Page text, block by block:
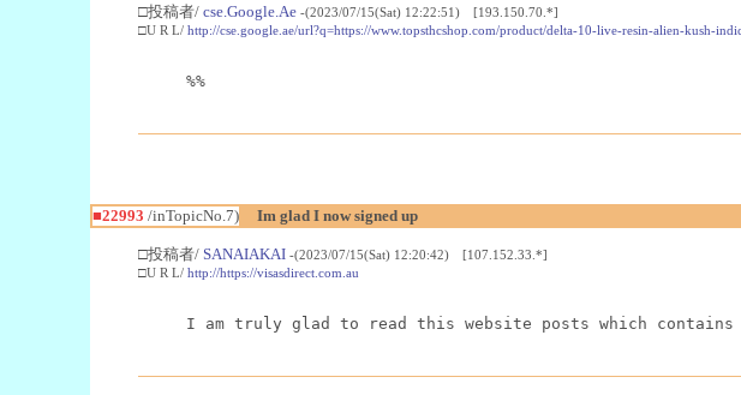
□投稿者/ cse.Google.Ae -(2023/07/15(Sat) 12:22:51) [193.150.70.*]
□U R L/ http://cse.google.ae/url?q=https://www.topsthcshop.com/product/delta-10-live-resin-alien-kush-
%%
■22993 /inTopicNo.7) Im glad I now signed up
□投稿者/ SANAIAKAI -(2023/07/15(Sat) 12:20:42) [107.152.33.*]
□U R L/ http://https://visasdirect.com.au
I am truly glad to read this website posts which